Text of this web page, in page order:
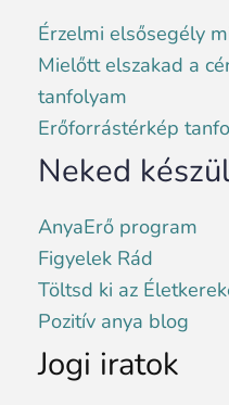
Érzelmi elsősegély
Mielőtt elszakad a
tanfolyam
Erőforrástérkép
Neked
AnyaErő program
Figyelek Rád
Töltsd ki az
Pozitív anya blog
Jogi iratok